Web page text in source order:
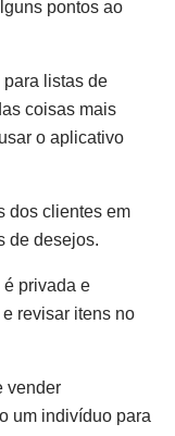
pontos ao
listas de
coisas mais
o aplicativo
dos clientes em
de desejos.
é privada e
revisar itens no
vender
um indivíduo para